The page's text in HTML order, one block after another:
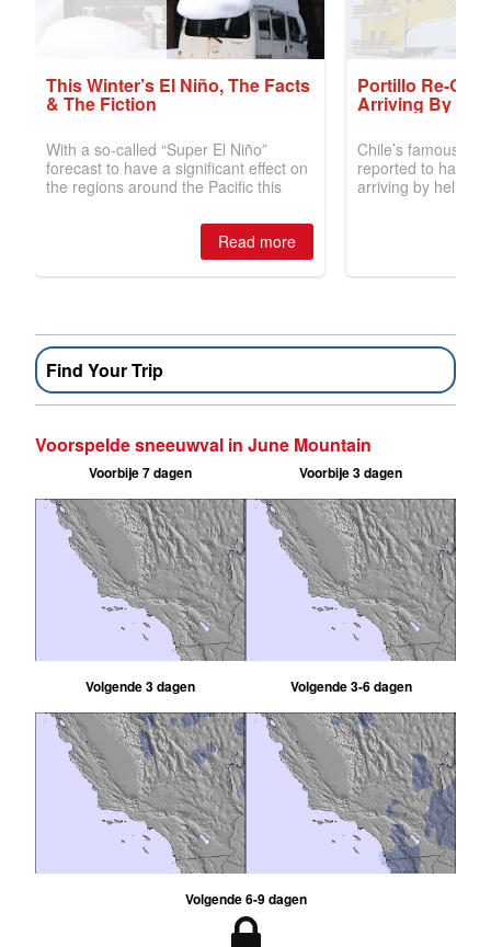
Find Your Trip
Voorspelde sneeuwval in June Mountain
Voorbije 7 dagen Voorbije 3 dagen
Volgende 3 dagen Volgende 3-6 dagen
Volgende 6-9 dagen